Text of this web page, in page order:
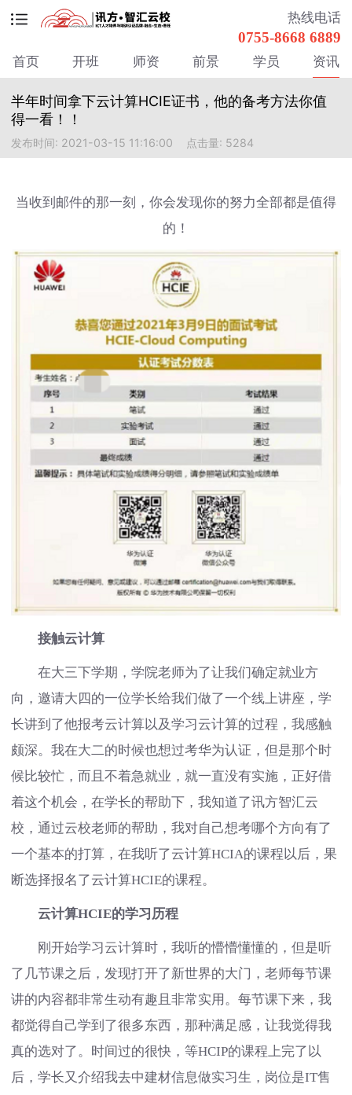
热线电话
0755-8668 6889
首页 开班 师资 前景 学员 资讯
半年时间拿下云计算HCIE证书，他的备考方法你值
得一看！！
发布时间: 2021-03-15 11:16:00 点击量: 5284
当收到邮件的那一刻，你会发现你的努力全部都是值得
的！
接触云计算
在大三下学期，学院老师为了让我们确定就业方
向，邀请大四的一位学长给我们做了一个线上讲座，学
长讲到了他报考云计算以及学习云计算的过程，我感触
颇深。我在大二的时候也想过考华为认证，但是那个时
候比较忙，而且不着急就业，就一直没有实施，正好借
着这个机会，在学长的帮助下，我知道了讯方智汇云
校，通过云校老师的帮助，我对自己想考哪个方向有了
一个基本的打算，在我听了云计算HCIA的课程以后，果
断选择报名了云计算HCIE的课程。
云计算HCIE的学习历程
刚开始学习云计算时，我听的懵懵懂懂的，但是听
了几节课之后，发现打开了新世界的大门，老师每节课
讲的内容都非常生动有趣且非常实用。每节课下来，我
都觉得自己学到了很多东西，那种满足感，让我觉得我
真的选对了。时间过的很快，等HCIP的课程上完了以
后，学长又介绍我去中建材信息做实习生，岗位是IT售